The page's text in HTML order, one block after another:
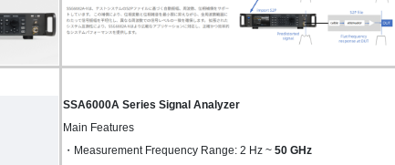
SSA6000A Series Signal Analyzer
Main Features
・Measurement Frequency Range: 2 Hz ~ 50 GHz